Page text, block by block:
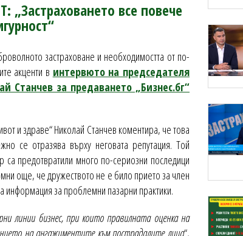
„Застраховането все повече
застраховане и необходимостта от по-
акценти в интервюто на председателя
Станчев за предаването „Бизнес.бг“
и здраве“ Николай Станчев коментира, че това
се отразява върху неговата репутация. Той
предотвратили много по-сериозни последици
още, че дружеството не е било прието за член
информация за проблемни пазарни практики.
линии бизнес, при които правилната оценка на
на ангажиментите към пострадалите лица“,